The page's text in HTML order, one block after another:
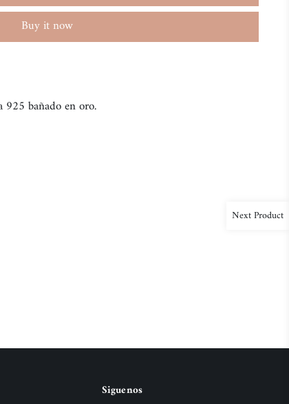
Buy it now
925 bañado en oro.
Next Product
Siguenos